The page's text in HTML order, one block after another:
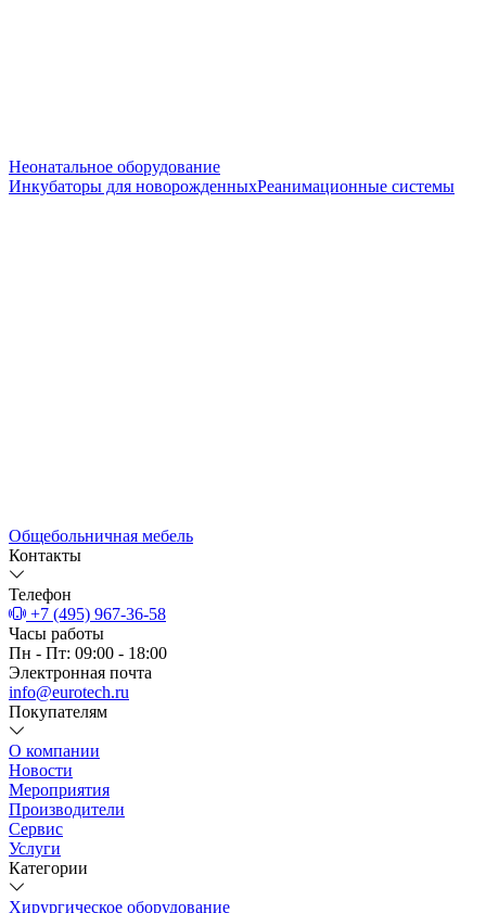
Неонатальное оборудование
Инкубаторы для новорожденныхРеанимационные системы
Общебольничная мебель
Контакты
Телефон
+7 (495) 967-36-58
Часы работы
Пн - Пт: 09:00 - 18:00
Электронная почта
info@eurotech.ru
Покупателям
О компании
Новости
Мероприятия
Производители
Сервис
Услуги
Категории
Хирургическое оборудование